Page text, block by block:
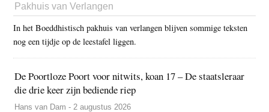
Pakhuis van Verlangen
In het Boeddhistisch pakhuis van verlangen blijven sommige teksten
nog een tijdje op de leestafel liggen.
De Poortloze Poort voor nitwits, koan 17 – De staatsleraar
die drie keer zijn bediende riep
Hans van Dam - 2 augustus 2026